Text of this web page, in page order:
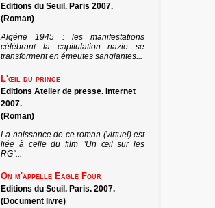
Editions du Seuil. Paris 2007.
(Roman)
Algérie 1945 : les manifestations
célébrant la capitulation nazie se
transforment en émeutes sanglantes...
L'œil du prince
Editions Atelier de presse. Internet
2007.
(Roman)
La naissance de ce roman (virtuel) est
liée à celle du film "Un œil sur les
RG"...
On m'appelle Eagle Four
Editions du Seuil. Paris. 2007.
(Document livre)